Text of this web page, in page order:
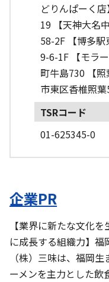
どりんぱーく
19 【天神大名
58-2F 【博多
9-6-1F 【モラ
町牛島730 【
市東区香椎照
TSRコード
01-625345-0
企業PR
【業界に新たな文化
に成長する組織力】福
（株）三味は、福岡
ーメンを主力とした飲